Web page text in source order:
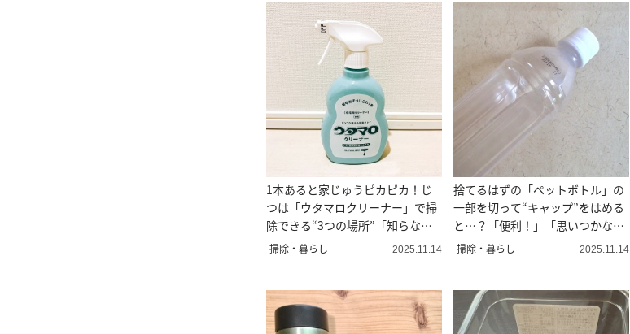
1本あると家じゅうピカピカ！じ
つは「ウタマロクリーナー」で掃
除できる“3つの場所”「知らなか
った」
掃除・暮らし 2025.11.14
捨てるはずの「ペットボトル」の
一部を切って“キャップ”をはめる
と…？「便利！」「思いつかなか
った」
掃除・暮らし 2025.11.14